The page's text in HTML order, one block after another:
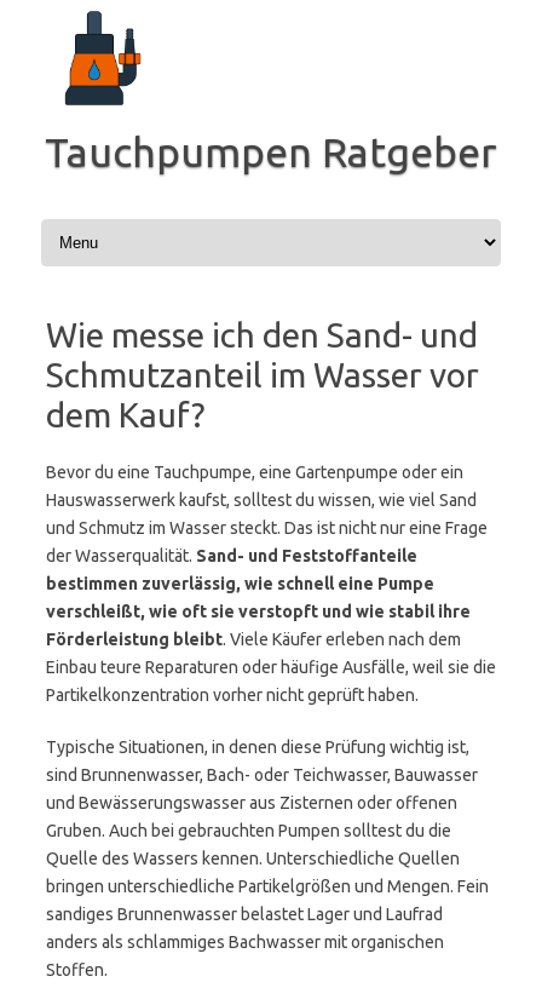
springen
Tauchpumpen Ratgeber
Wie messe ich den Sand- und
Schmutzanteil im Wasser vor
dem Kauf?
Bevor du eine Tauchpumpe, eine Gartenpumpe oder ein
Hauswasserwerk kaufst, solltest du wissen, wie viel Sand
und Schmutz im Wasser steckt. Das ist nicht nur eine Frage
der Wasserqualität. Sand- und Feststoffanteile
bestimmen zuverlässig, wie schnell eine Pumpe
verschleißt, wie oft sie verstopft und wie stabil ihre
Förderleistung bleibt. Viele Käufer erleben nach dem
Einbau teure Reparaturen oder häufige Ausfälle, weil sie die
Partikelkonzentration vorher nicht geprüft haben.
Typische Situationen, in denen diese Prüfung wichtig ist,
sind Brunnenwasser, Bach- oder Teichwasser, Bauwasser
und Bewässerungswasser aus Zisternen oder offenen
Gruben. Auch bei gebrauchten Pumpen solltest du die
Quelle des Wassers kennen. Unterschiedliche Quellen
bringen unterschiedliche Partikelgrößen und Mengen. Fein
sandiges Brunnenwasser belastet Lager und Laufrad
anders als schlammiges Bachwasser mit organischen
Stoffen.